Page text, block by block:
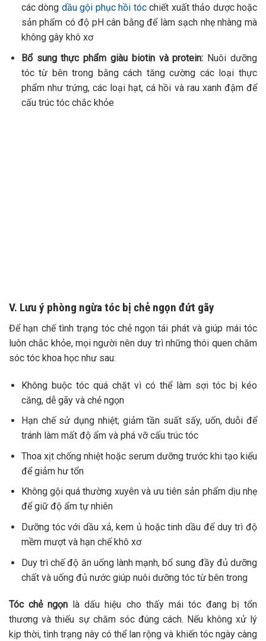
các dòng dầu gội phục hồi tócchiết xuấtthảo dược hoặc
sản phẩm có độ pH cân bằng để làm sạch nhẹ nhàng mà
không gây khô xơ
Bổ sung thực phẩm giàu biotin và protein: Nuôi dưỡng
tóc từ bên trong bằng cách tăng cường các loại thực
phẩm như trứng, các loại hạt, cá hồi và rau xanh đậm để
cấu trúc tóc chắc khỏe
V. Lưu ý phòng ngừa tóc bị chẻ ngọn đứt gãy
Để hạn chế tình trạng tóc chẻ ngọn tái phát và giúp mái tóc
luôn chắc khỏe, mọi người nên duy trì những thói quen chăm
sóc tóc khoa học như sau:
Không buộc tóc quá chặt vì có thể làm sợi tóc bị kéo
căng, dễ gãy và chẻ ngọn
Hạn chế sử dụng nhiệt; giảm tần suất sấy, uốn, duỗi để
tránh làm mất độ ẩm và phá vỡ cấu trúc tóc
Thoa xịt chống nhiệt hoặc serum dưỡng trước khi tạo kiểu
để giảm hư tổn
Không gội quá thường xuyên và ưu tiên sản phẩm dịu nhẹ
để giữ độ ẩm tự nhiên
Dưỡng tóc với dầu xả, kem ủ hoặc tinh dầu để duy trì độ
mềm mượt và hạn chế khô xơ
Duy trì chế độ ăn uống lành mạnh, bổ sung đầy đủ dưỡng
chất và uống đủ nước giúp nuôi dưỡng tóc từ bên trong
Tóc chẻ ngọn là dấu hiệu cho thấy mái tóc đang bị tổn
thương và thiếu sự chăm sóc đúng cách. Nếu không xử lý
kịp thời, tình trạng này có thể lan rộng và khiến tóc ngày càng